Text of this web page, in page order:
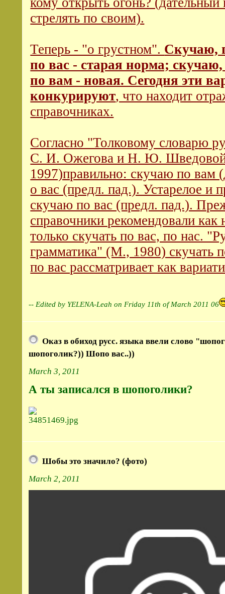
стрелять по своим).
Теперь - "о грустном". Скучаю,
по вас - старая норма;
по вам - новая. Сегодня эти
конкурируют, что находит
справочниках.
Согласно "Толковому словарю
С. И. Ожегова и Н. Ю.
1997)правильно: скучаю по вам
о вас (предл. пад.). Устарелое и
скучаю по вас (предл. пад.).
справочники рекомендовали как
только скучать по вас, по нас.
грамматика" (М., 1980) скучать
по вас рассматривает как
-- Edited by YELENA-Leah on Friday 11th of March 2011 06
Оказ в обиход русс. языка ввели слово
шопоголик?)) Шопо вас..))
March 3, 2011
А ты записался в шопоголики?
Шобы это значило? (фото)
March 2, 2011